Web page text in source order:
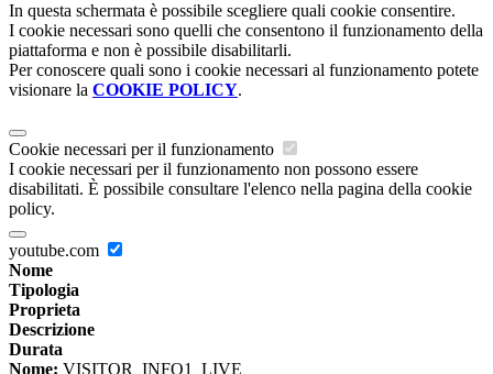
In questa schermata è possibile scegliere quali cookie consentire.
I cookie necessari sono quelli che consentono il funzionamento della
piattaforma e non è possibile disabilitarli.
Per conoscere quali sono i cookie necessari al funzionamento potete
visionare la COOKIE POLICY.
Cookie necessari per il funzionamento
I cookie necessari per il funzionamento non possono essere
disabilitati. È possibile consultare l'elenco nella pagina della cookie
policy.
youtube.com
Nome
Tipologia
Proprieta
Descrizione
Durata
Nome: VISITOR_INFO1_LIVE